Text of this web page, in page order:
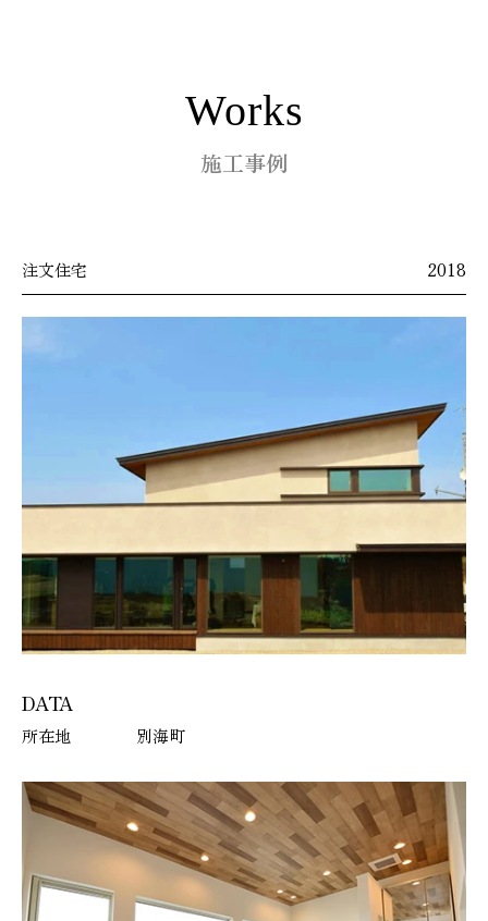
Works
施工事例
注文住宅 2018
DATA
所在地 別海町